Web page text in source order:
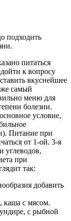
подходить
питаться
к вопросу
вкуснейшее
самый
меню для
болезни.
условие,
Питание при
от 1-ой. 3-я
углеводов,
при
так:
добавить
с мясом.
с рыбной